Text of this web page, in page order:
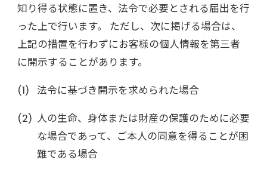
知り得る状態に置き、法令で必要とされる届出を行
った上で行います。 ただし、次に掲げる場合は、
上記の措置を行わずにお客様の個人情報を第三者
に開示することがあります。
法令に基づき開示を求められた場合
人の生命、身体または財産の保護のために必要
な場合であって、ご本人の同意を得ることが困
難である場合